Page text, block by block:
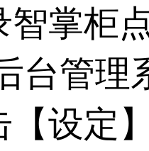
掌柜
台管
设定